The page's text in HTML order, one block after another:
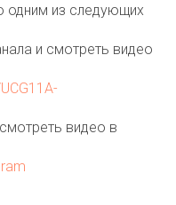
из следующих
и смотреть видео
видео в